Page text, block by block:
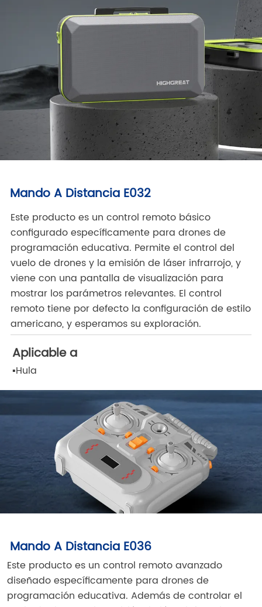
Mando A Distancia E032
Este producto es un control remoto básico
configurado específicamente para drones de
programación educativa. Permite el control del
vuelo de drones y la emisión de láser infrarrojo, y
viene con una pantalla de visualización para
mostrar los parámetros relevantes. El control
remoto tiene por defecto la configuración de estilo
americano, y esperamos su exploración.
Aplicable a
▪Hula
Mando A Distancia E036
Este producto es un control remoto avanzado
diseñado específicamente para drones de
programación educativa. Además de controlar el